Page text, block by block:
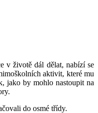
v životě dál dělat, nabízí se
aktivit, které mu
jako by mohlo nastoupit na
do osmé třídy.